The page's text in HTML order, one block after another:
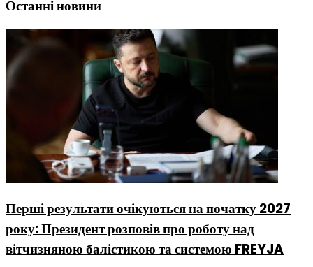
Останні новини
Перші результати очікуються на початку 2027
року: Президент розповів про роботу над
вітчизняною балістикою та системою FREYJA